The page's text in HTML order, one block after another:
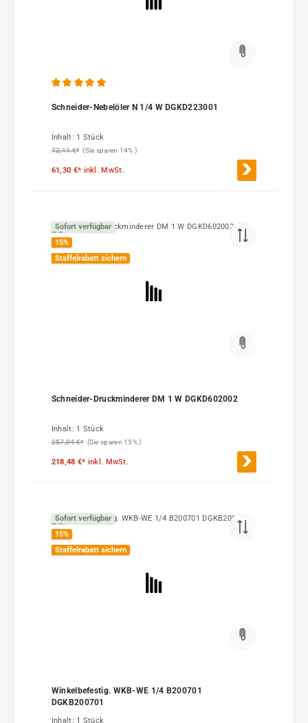
Schneider-Nebelöler N 1/4 W DGKD223001
Inhalt: 1 Stück
72,11 €* (Sie sparen 14% )
61,30 €* inkl. MwSt.
Sofort verfügbar
15%
Staffelrabatt sichern
Schneider-Druckminderer DM 1 W DGKD602002
Inhalt: 1 Stück
257,04 €* (Sie sparen 15% )
218,48 €* inkl. MwSt.
Sofort verfügbar
15%
Staffelrabatt sichern
Winkelbefestig. WKB-WE 1/4 B200701
DGKB200701
Inhalt: 1 Stück